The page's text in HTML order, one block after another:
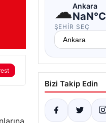
☁Ankara
NaN°C
ŞEHIR SEÇ
Bizi Takip Edin